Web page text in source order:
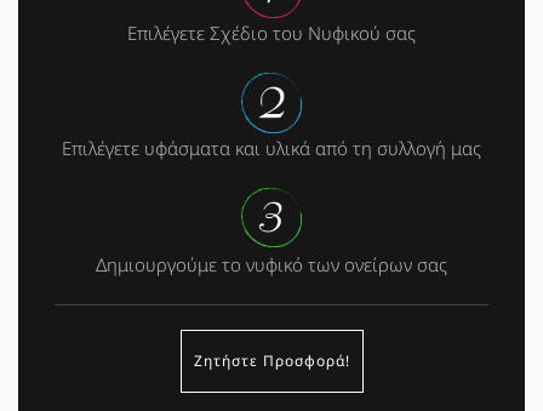
Επιλέγετε Σχέδιο του Νυφικού σας
Επιλέγετε υφάσματα και υλικά από τη συλλογή μας
Δημιουργούμε το νυφικό των ονείρων σας
Ζητήστε Προσφορά!